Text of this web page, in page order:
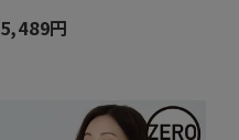
5,489円